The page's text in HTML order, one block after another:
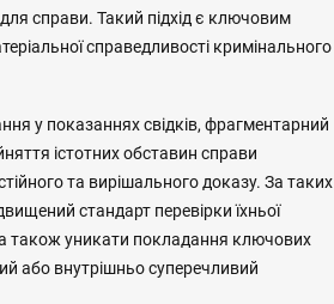
справи. Такий підхід є ключовим
справедливості кримінального
у показаннях свідків, фрагментарний
істотних обставин справи
та вирішального доказу. За таких
стандарт перевірки їхньої
а також уникати покладання ключових
або внутрішньо суперечливий